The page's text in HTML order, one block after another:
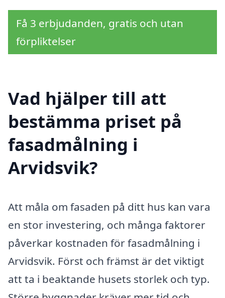
Få 3 erbjudanden, gratis och utan
förpliktelser
Vad hjälper till att
bestämma priset på
fasadmålning i
Arvidsvik?
Att måla om fasaden på ditt hus kan vara
en stor investering, och många faktorer
påverkar kostnaden för fasadmålning i
Arvidsvik. Först och främst är det viktigt
att ta i beaktande husets storlek och typ.